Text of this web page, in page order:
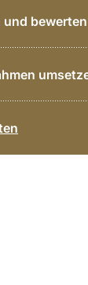
bewerten